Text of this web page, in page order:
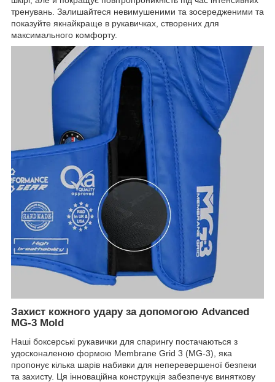
тренувань. Залишайтеся невимушеними та зосередженими та
показуйте якнайкраще в рукавичках, створених для
максимального комфорту.
Захист кожного удару за допомогою Advanced
MG-3 Mold
Наші боксерські рукавички для спарингу постачаються з
удосконаленою формою Membrane Grid 3 (MG-3), яка
пропонує кілька шарів набивки для неперевершеної безпеки
та захисту. Ця інноваційна конструкція забезпечує виняткову